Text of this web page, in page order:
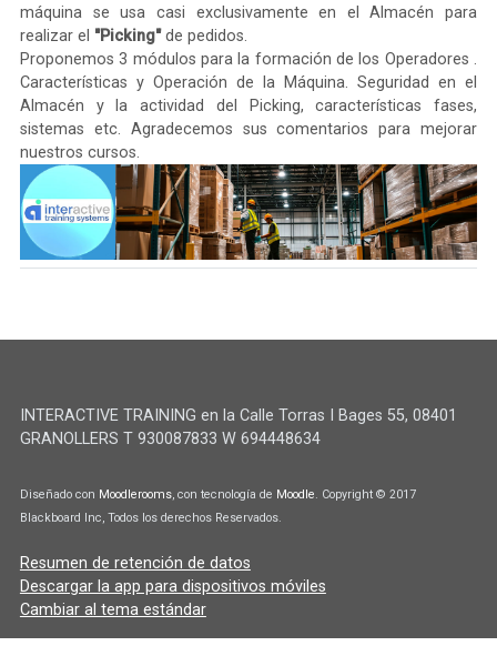
máquina se usa casi exclusivamente en el Almacén para
realizar el "Picking"de pedidos.
Proponemos 3 módulos para la formación de los Operadores .
Características y Operación de la Máquina. Seguridad en el
Almacén y la actividad del Picking, características fases,
sistemas etc. Agradecemos sus comentarios para mejorar
nuestros cursos.
INTERACTIVE TRAINING en la Calle Torras I Bages 55, 08401
GRANOLLERS T 930087833 W 694448634
Diseñado con Moodlerooms, con tecnología de Moodle. Copyright © 2017
Blackboard Inc, Todos los derechos Reservados.
Resumen de retención de datos
Descargar la app para dispositivos móviles
Cambiar al tema estándar